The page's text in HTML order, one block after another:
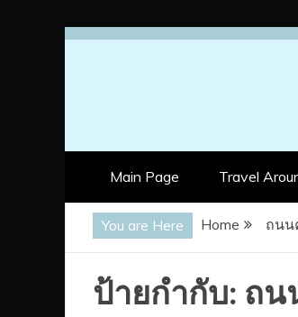
Skip
Main Page Travel
You are Here Home ถนน
ป้ายกำกับ: ถน